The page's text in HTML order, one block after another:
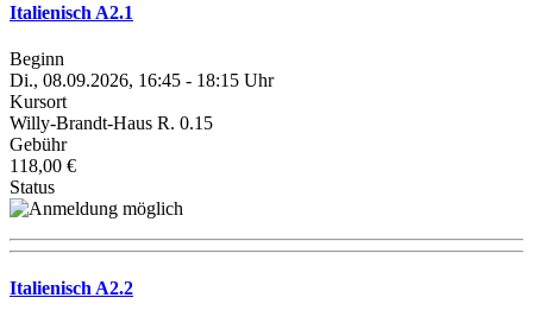
Italienisch A2.1
Beginn
Di., 08.09.2026, 16:45 - 18:15 Uhr
Kursort
Willy-Brandt-Haus R. 0.15
Gebühr
118,00 €
Status
Italienisch A2.2